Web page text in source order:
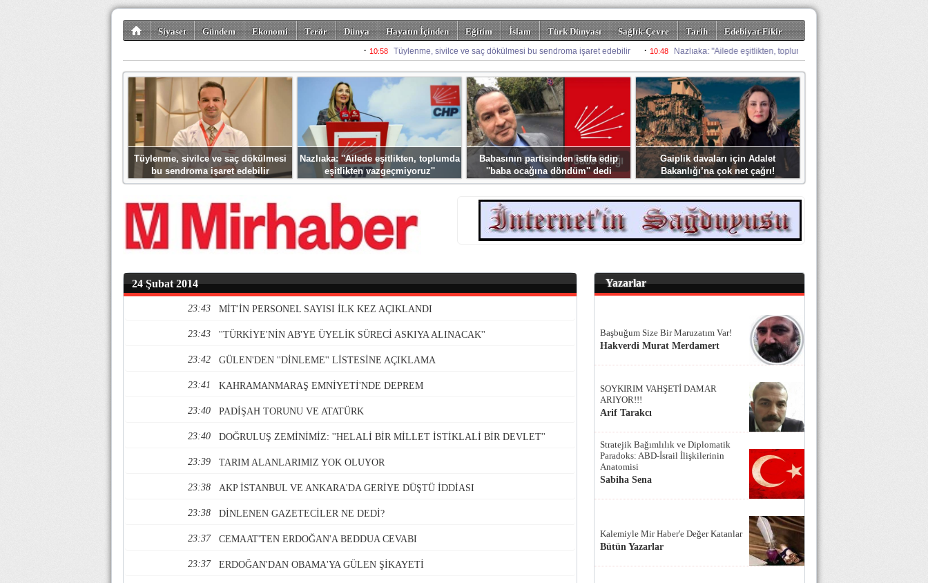
Siyaset Gündem Ekonomi Terör Dünya Hayatın İçinden Eğitim İslam Türk Dünyası Sağlık-Çevre Tarih
Edebiyat-Fikir
Misafir Kalem Foto Galeriler
Tüylenme, sivilce ve saç dökülmesi
bu sendroma işaret edebilir
Nazlıaka: ''Ailede eşitlikten, toplumda
eşitlikten vazgeçmiyoruz''
Babasının partisinden istifa edip
''baba ocağına döndüm'' dedi
Gaiplik davaları için Adalet
Bakanlığı’na çok net çağrı!
24 Şubat 2014
23:43 MİT'İN PERSONEL SAYISI İLK KEZ AÇIKLANDI
23:43 ''TÜRKİYE'NİN AB'YE ÜYELİK SÜRECİ ASKIYA ALINACAK''
23:42 GÜLEN'DEN ''DİNLEME'' LİSTESİNE AÇIKLAMA
23:41 KAHRAMANMARAŞ EMNİYETİ'NDE DEPREM
23:40 PADİŞAH TORUNU VE ATATÜRK
23:40 DOĞRULUŞ ZEMİNİMİZ: ''HELALİ BİR MİLLET İSTİKLALİ BİR DEVLET''
23:39 TARIM ALANLARIMIZ YOK OLUYOR
23:38 AKP İSTANBUL VE ANKARA'DA GERİYE DÜŞTÜ İDDİASI
23:38 DİNLENEN GAZETECİLER NE DEDİ?
23:37 CEMAAT'TEN ERDOĞAN'A BEDDUA CEVABI
23:37 ERDOĞAN'DAN OBAMA'YA GÜLEN ŞİKAYETİ
Yazarlar
Başbuğum Size Bir Maruzatım Var!
Hakverdi Murat Merdamert
SOYKIRIM VAHŞETİ DAMAR
ARIYOR!!!
Arif Tarakcı
Stratejik Bağımlılık ve Diplomatik
Paradoks: ABD-İsrail İlişkilerinin
Anatomisi
Sabiha Sena
Kalemiyle Mir Haber'e Değer Katanlar
Bütün Yazarlar